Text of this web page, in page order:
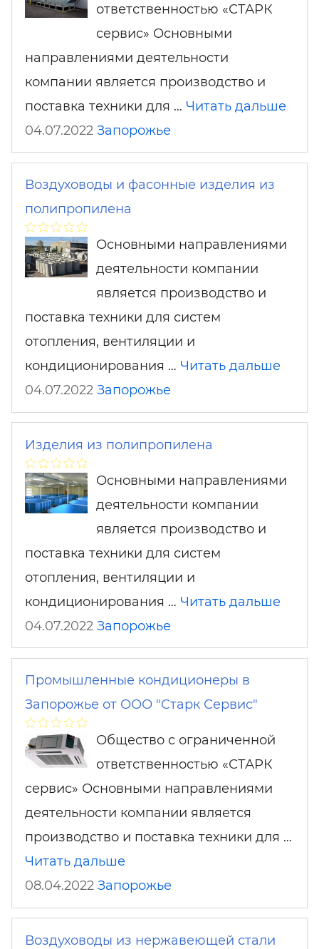
ответственностью «СТАРК
сервис» Основными
направлениями деятельности
компании является производство и
поставка техники для … Читать дальше
04.07.2022 Запорожье
Воздуховоды и фасонные изделия из
полипропилена
Основными направлениями
деятельности компании
является производство и
поставка техники для систем
отопления, вентиляции и
кондиционирования … Читать дальше
04.07.2022 Запорожье
Изделия из полипропилена
Основными направлениями
деятельности компании
является производство и
поставка техники для систем
отопления, вентиляции и
кондиционирования … Читать дальше
04.07.2022 Запорожье
Промышленные кондиционеры в
Запорожье от ООО "Старк Сервис"
Общество с ограниченной
ответственностью «СТАРК
сервис» Основными направлениями
деятельности компании является
производство и поставка техники для …
Читать дальше
08.04.2022 Запорожье
Воздуховоды из нержавеющей стали